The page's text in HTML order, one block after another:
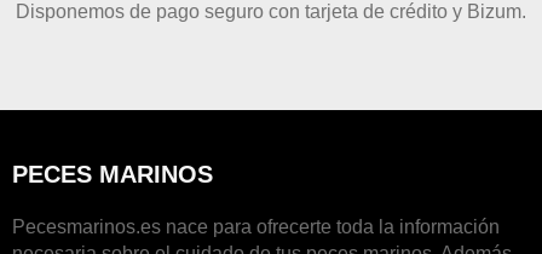
Disponemos de pago seguro con tarjeta de crédito y Bizum.
PECES MARINOS
Pecesmarinos.es nace para ofrecerte toda la información